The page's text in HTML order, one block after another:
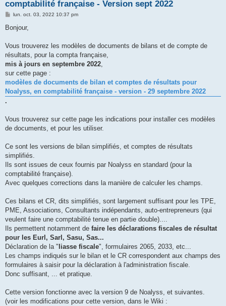
comptabilité française - Version sept 2022
M
s
g
lun. oct. 03, 2022 10:37 pm
Bonjour,
Vous trouverez les modèles de documents de bilans et de compte de
résultats, pour la compta française,
mis à jours en septembre 2022,
sur cette page :
modèles de documents de bilan et comptes de résultats pour
Noalyss, en comptabilité française - version - 29 septembre 2022
.
Vous trouverez sur cette page les indications pour installer ces modèles
de documents, et pour les utiliser.
Ce sont les versions de bilan simplifiés, et comptes de résultats
simplifiés.
Ils sont issues de ceux fournis par Noalyss en standard (pour la
comptabilité française).
Avec quelques corrections dans la manière de calculer les champs.
Ces bilans et CR, dits simplifiés, sont largement suffisant pour les TPE,
PME, Associations, Consultants indépendants, auto-entrepreneurs (qui
veulent faire une comptabilité tenue en partie double)....
Ils permettent notamment de faire les déclarations fiscales de résultat
pour les Eurl, Sarl, Sasu, Sas...
Déclaration de la " liasse fiscale", formulaires 2065, 2033, etc...
Les champs indiqués sur le bilan et le CR correspondent aux champs des
formulaires à saisir pour la déclaration à l'administration fiscale.
Donc suffisant, ... et pratique.
Cette version fonctionne avec la version 9 de Noalyss, et suivantes.
(voir les modifications pour cette version, dans le Wiki :